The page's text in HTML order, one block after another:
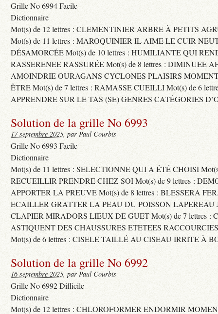
Grille No 6994 Facile
Dictionnaire
Mot(s) de 12 lettres : CLEMENTINIER ARBRE À PETITS
Mot(s) de 11 lettres : MAROQUINIER IL AIME LE CUIR
DÉSAMORCÉE Mot(s) de 10 lettres : HUMILIANTE QUI
RASSERENEE RASSURÉE Mot(s) de 8 lettres : DIMINUEE
AMOINDRIE OURAGANS CYCLONES PLAISIRS
ÊTRE Mot(s) de 7 lettres : RAMASSE CUEILLI Mot(s) de 6
APPRENDRE SUR LE TAS (SE) GENRES CATÉGORIES
Solution de la grille No 6993
17 septembre 2025, par Paul Courbis
Grille No 6993 Facile
Dictionnaire
Mot(s) de 11 lettres : SELECTIONNE QUI A ÉTÉ CHOISI
RECUEILLIR PRENDRE CHEZ-SOI Mot(s) de 9 lettres :
APPORTER LA PREUVE Mot(s) de 8 lettres : BLESSERA
ECAILLER GRATTER LA PEAU DU POISSON LAPEREAU
CLAPIER MIRADORS LIEUX DE GUET Mot(s) de 7 lettres :
ASTIQUENT DES CHAUSSURES ETETEES
Mot(s) de 6 lettres : CISELE TAILLÉ AU CISEAU IRRITE À
Solution de la grille No 6992
16 septembre 2025, par Paul Courbis
Grille No 6992 Difficile
Dictionnaire
Mot(s) de 12 lettres : CHLOROFORMER ENDORMIR